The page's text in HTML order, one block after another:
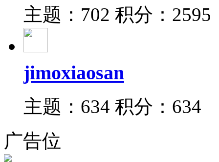
主题：702 积分：2595
jimoxiaosan
主题：634 积分：634
广告位